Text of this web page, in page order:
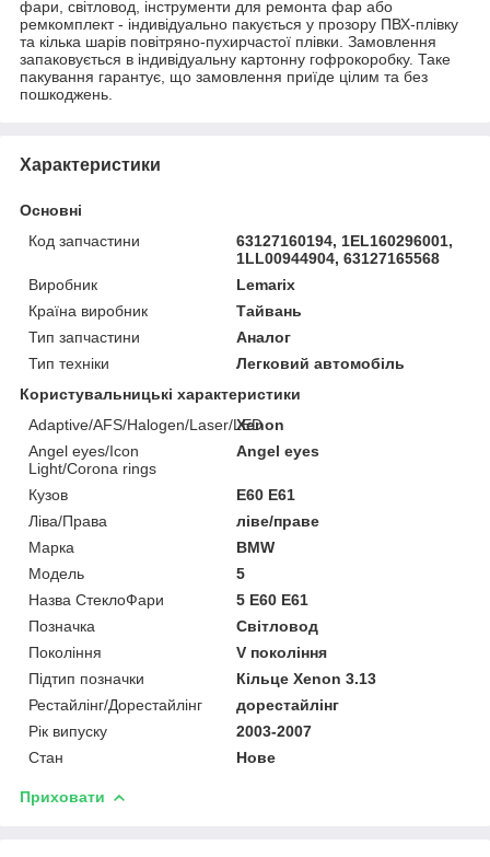
фари, світловод, інструменти для ремонта фар або
ремкомплект - індивідуально пакується у прозору ПВХ-плівку
та кілька шарів повітряно-пухирчастої плівки. Замовлення
запаковується в індивідуальну картонну гофрокоробку. Таке
пакування гарантує, що замовлення приїде цілим та без
пошкоджень.
Характеристики
Основні
Код запчастини
63127160194, 1EL160296001,
1LL00944904, 63127165568
Виробник
Lemarix
Країна виробник
Тайвань
Тип запчастини
Аналог
Тип техніки
Легковий автомобіль
Користувальницькі характеристики
Adaptive/AFS/Halogen/Laser/LED
Xenon
Angel eyes/Icon
Light/Corona rings
Angel eyes
Кузов
E60 E61
Ліва/Права
ліве/праве
Марка
BMW
Мoдель
5
Назва СтеклоФари
5 E60 E61
Позначка
Світловод
Покоління
V покоління
Підтип позначки
Кільце Xenon 3.13
Рестайлінг/Дорестайлінг
дорестайлінг
Рік випуску
2003-2007
Стан
Нове
Приховати